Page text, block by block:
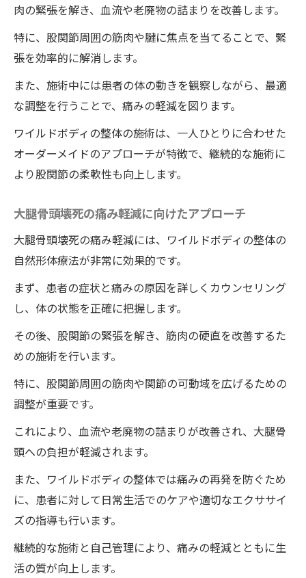
肉の緊張を解き、血流や老廃物の詰まりを改善します。
特に、股関節周囲の筋肉や腱に焦点を当てることで、緊
張を効率的に解消します。
また、施術中には患者の体の動きを観察しながら、最適
な調整を行うことで、痛みの軽減を図ります。
ワイルドボディの整体の施術は、一人ひとりに合わせた
オーダーメイドのアプローチが特徴で、継続的な施術に
より股関節の柔軟性も向上します。
大腿骨頭壊死の痛み軽減に向けたアプローチ
大腿骨頭壊死の痛み軽減には、ワイルドボディの整体の
自然形体療法が非常に効果的です。
まず、患者の症状と痛みの原因を詳しくカウンセリング
し、体の状態を正確に把握します。
その後、股関節の緊張を解き、筋肉の硬直を改善するた
めの施術を行います。
特に、股関節周囲の筋肉や関節の可動域を広げるための
調整が重要です。
これにより、血流や老廃物の詰まりが改善され、大腿骨
頭への負担が軽減されます。
また、ワイルドボディの整体では痛みの再発を防ぐため
に、患者に対して日常生活でのケアや適切なエクササイ
ズの指導も行います。
継続的な施術と自己管理により、痛みの軽減とともに生
活の質が向上します。